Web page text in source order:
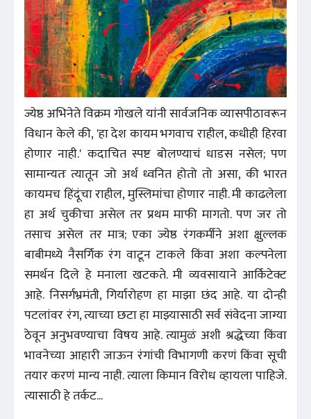
ज्येष्ठ अभिनेते विक्रम गोखले यांनी सार्वजनिक व्यासपीठावरून
विधान केले की, 'हा देश कायम भगवाच राहील, कधीही हिरवा
होणार नाही.' कदाचित स्पष्ट बोलण्याचं धाडस नसेल; पण
सामान्यतः त्यातून जो अर्थ ध्वनित होतो तो असा, की भारत
कायमच हिंदूंचा राहील, मुस्लिमांचा होणार नाही. मी काढलेला
हा अर्थ चुकीचा असेल तर प्रथम माफी मागतो. पण जर तो
तसाच असेल तर मात्र; एका ज्येष्ठ रंगकर्मीने अशा क्षुल्लक
बाबीमध्ये नैसर्गिक रंग वाटून टाकले किंवा अशा कल्पनेला
समर्थन दिले हे मनाला खटकते. मी व्यवसायाने आर्किटेक्ट
आहे. निसर्गभ्रमंती, गिर्यारोहण हा माझा छंद आहे. या दोन्ही
पटलांवर रंग, त्याच्या छटा हा माझ्यासाठी सर्व संवेदना जाग्या
ठेवून अनुभवण्याचा विषय आहे. त्यामुळं अशी श्रद्धेच्या किंवा
भावनेच्या आहारी जाऊन रंगांची विभागणी करणं किंवा सूची
तयार करणं मान्य नाही. त्याला किमान विरोध व्हायला पाहिजे.
त्यासाठी हे तर्कट...